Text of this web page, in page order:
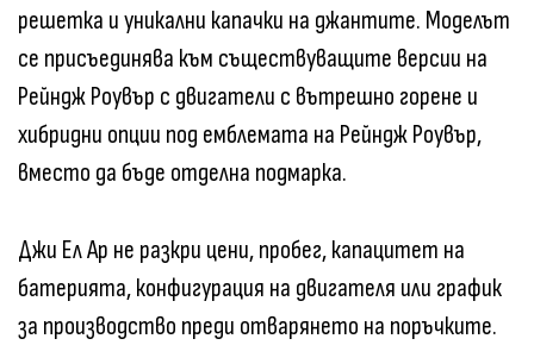
решетка и уникални капачки на джантите. Моделът
се присъединява към съществуващите версии на
Рейндж Роувър с двигатели с вътрешно горене и
хибридни опции под емблемата на Рейндж Роувър,
вместо да бъде отделна подмарка.
Джи Ел Ар не разкри цени, пробег, капацитет на
батерията, конфигурация на двигателя или график
за производство преди отварянето на поръчките.